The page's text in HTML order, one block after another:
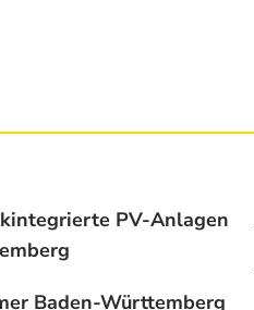
PV-Anlagen
Baden-Württemberg